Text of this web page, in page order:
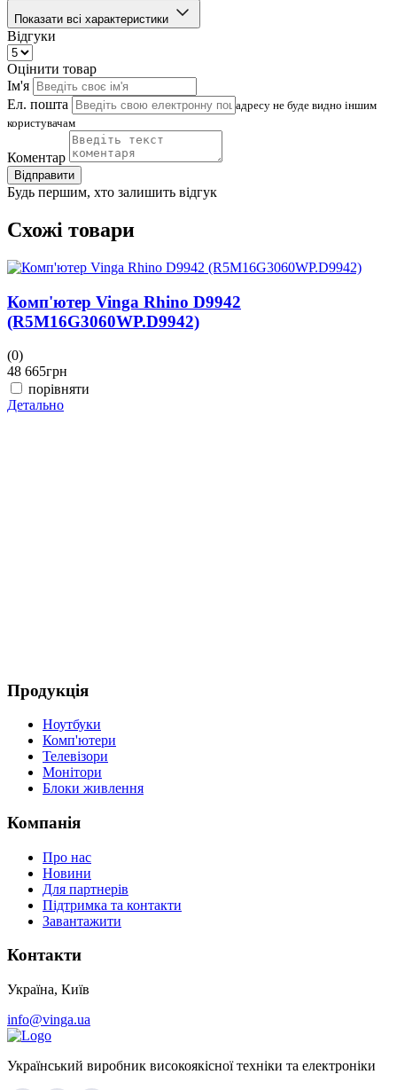
Показати всі характеристики
Відгуки
Оцінити товар
Ім'я
Ел. пошта
адресу не буде видно іншим
користувачам
Коментар
Відправити
Будь першим, хто залишить відгук
Схожі товари
Комп'ютер Vinga Rhino D9942
(R5M16G3060WP.D9942)
(0)
48 665грн
порівняти
Детально
Продукція
Ноутбуки
Комп'ютери
Телевізори
Монітори
Блоки живлення
Компанія
Про нас
Новини
Для партнерів
Підтримка та контакти
Завантажити
Контакти
Україна, Київ
info@vinga.ua
Український виробник високоякісної техніки та електроніки